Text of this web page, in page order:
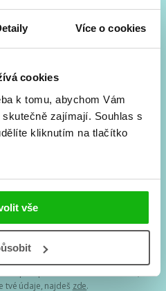
Více o cookies
cookies
k tomu, abychom Vám
zajímají. Souhlas s
kliknutím na tlačítko
vše
měsíc rovnou do mailu!
a další.
zpracování osobních údajů
bezpečí. Přečti si
tvé údaje, najdeš zde.